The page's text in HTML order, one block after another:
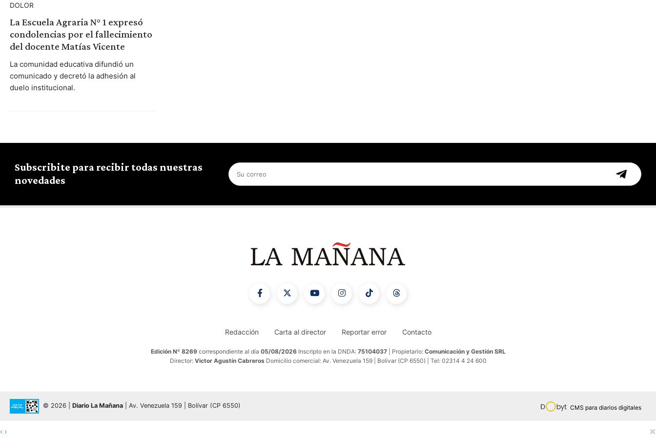
DOLOR
La Escuela Agraria N° 1 expresó
condolencias por el fallecimiento
del docente Matías Vicente
La comunidad educativa difundió un
comunicado y decretó la adhesión al
duelo institucional.
Subscribite para recibir todas nuestras
novedades
Redacción Carta al director Reportar error Contacto
Edición Nº 8269 correspondiente al día 05/08/2026 Inscripto en la DNDA: 75104037 | Propietario: Comunicación y Gestión SRL
Director: Victor Agustín Cabreros Domicilio comercial: Av. Venezuela 159 | Bolívar (CP 6550) | Tel: 02314 4 24 600
© 2026 | Diario La Mañana | Av. Venezuela 159 | Bolívar (CP 6550) CMS para diarios digitales
‹ › ×